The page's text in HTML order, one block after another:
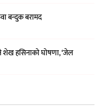
बन्दुक बरामद
शेख हसिनाको घोषणा, ‘जेल